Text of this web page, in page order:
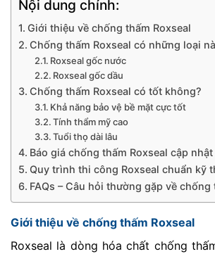
Nội dung chính:
Giới thiệu về chống thấm Roxseal
Chống thấm Roxseal có những loại
Roxseal gốc nước
Roxseal gốc dầu
Chống thấm Roxseal có tốt không?
Khả năng bảo vệ bề mặt cực tốt
Tính thẩm mỹ cao
Tuổi thọ dài lâu
Báo giá chống thấm Roxseal cập
Quy trình thi công Roxseal chuẩn kỹ
FAQs – Câu hỏi thường gặp về chống
Giới thiệu về chống thấm Roxseal
Roxseal là dòng hóa chất chống